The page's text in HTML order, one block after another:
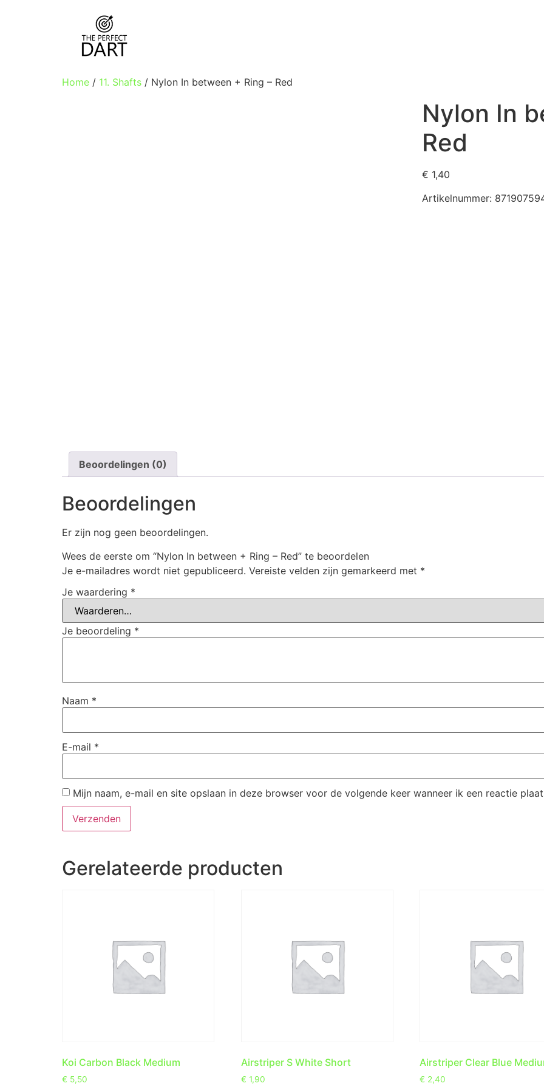
Home / 11. Shafts / Nylon In between + Ring – Red
Nylon In
Red
€ 1,40
Artikelnummer:
Beoordelingen (0)
Beoordelingen
Er zijn nog geen beoordelingen.
Wees de eerste om “Nylon In between + Ring – Red” te beoordelen
Je e-mailadres wordt niet gepubliceerd. Vereiste velden zijn gemarkeerd met *
Je waardering *
Je beoordeling *
Naam *
E-mail *
Mijn naam, e-mail en site opslaan in deze browser voor de volgende keer wanneer ik een reactie
Gerelateerde producten
Koi Carbon Black Medium
€ 5,50
Airstriper S White Short
€ 1,90
Airstriper Clear Blue
€ 2,40